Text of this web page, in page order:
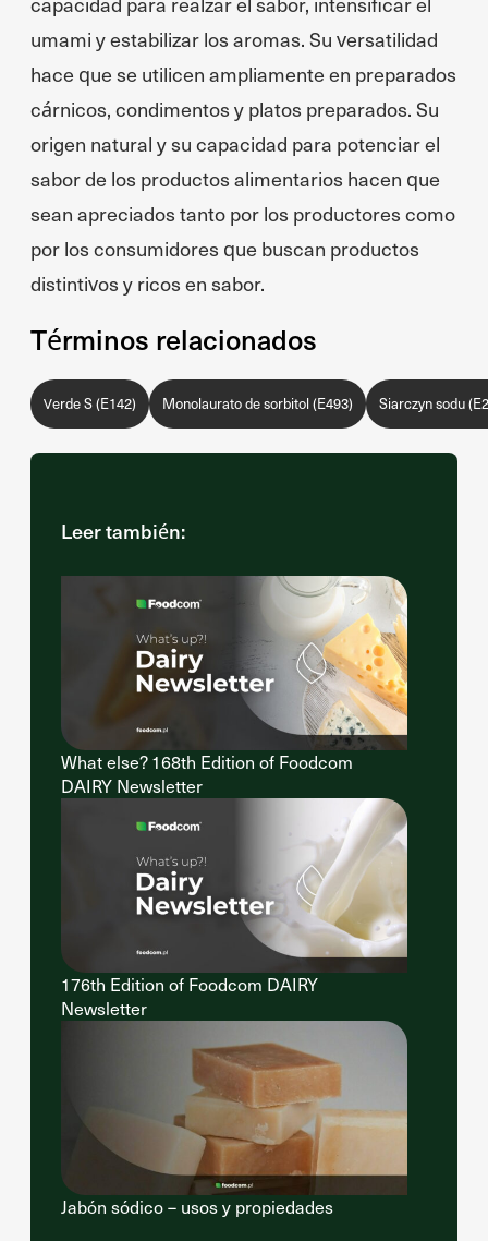
umami y estabilizar los aromas. Su versatilidad
hace que se utilicen ampliamente en preparados
cárnicos, condimentos y platos preparados. Su
origen natural y su capacidad para potenciar el
sabor de los productos alimentarios hacen que
sean apreciados tanto por los productores como
por los consumidores que buscan productos
distintivos y ricos en sabor.
Términos relacionados
Verde S (E142) Monolaurato de sorbitol (E493) Siarczyn sodu
Leer también:
What else? 168th Edition of Foodcom
DAIRY Newsletter
176th Edition of Foodcom DAIRY
Newsletter
Jabón sódico – usos y propiedades